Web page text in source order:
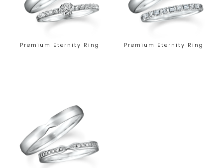
Premium Eternity Ring Premium Eternity Ring